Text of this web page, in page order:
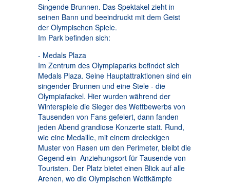
Singende Brunnen. Das Spektakel zieht in
seinen Bann und beeindruckt mit dem Geist
der Olympischen Spiele.
Im Park befinden sich:
- Medals Plaza
Im Zentrum des Olympiaparks befindet sich
Medals Plaza. Seine Hauptattraktionen sind ein
singender Brunnen und eine Stele - die
Olympiafackel. Hier wurden während der
Winterspiele die Sieger des Wettbewerbs von
Tausenden von Fans gefeiert, dann fanden
jeden Abend grandiose Konzerte statt. Rund,
wie eine Medaille, mit einem dreieckigen
Muster von Rasen um den Perimeter, bleibt die
Gegend ein Anziehungsort für Tausende von
Touristen. Der Platz bietet einen Blick auf alle
Arenen, wo die Olympischen Wettkämpfe